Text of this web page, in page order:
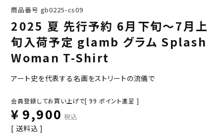
商品番号 gb0225-cs09
2025 夏 先行予約 6月下旬～7月上
旬入荷予定 glamb グラム Splash
Woman T-Shirt
アート史を代表する名画をストリートの流儀で
会員登録してお買い上げで[ 99 ポイント進呈 ]
¥ 9,900 税込
送料込